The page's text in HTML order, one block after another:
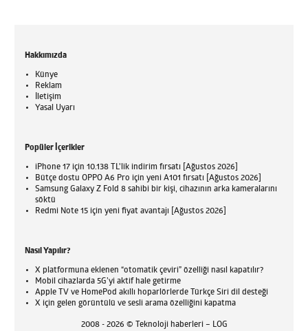
Hakkımızda
Künye
Reklam
İletişim
Yasal Uyarı
Popüler İçerikler
iPhone 17 için 10.138 TL'lik indirim fırsatı [Ağustos 2026]
Bütçe dostu OPPO A6 Pro için yeni A101 fırsatı [Ağustos 2026]
Samsung Galaxy Z Fold 8 sahibi bir kişi, cihazının arka kameralarını
söktü
Redmi Note 15 için yeni fiyat avantajı [Ağustos 2026]
Nasıl Yapılır?
X platformuna eklenen “otomatik çeviri” özelliği nasıl kapatılır?
Mobil cihazlarda 5G’yi aktif hale getirme
Apple TV ve HomePod akıllı hoparlörlerde Türkçe Siri dil desteği
X için gelen görüntülü ve sesli arama özelliğini kapatma
2008 - 2026 © Teknoloji haberleri – LOG